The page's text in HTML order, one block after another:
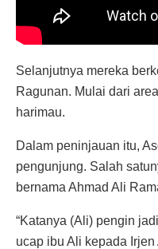
Selanjutnya mereka
Ragunan. Mulai dari
harimau.
Dalam peninjauan itu,
pengunjung. Salah
bernama Ahmad Ali
“Katanya (Ali) pengin
ucap ibu Ali kepada Irjen